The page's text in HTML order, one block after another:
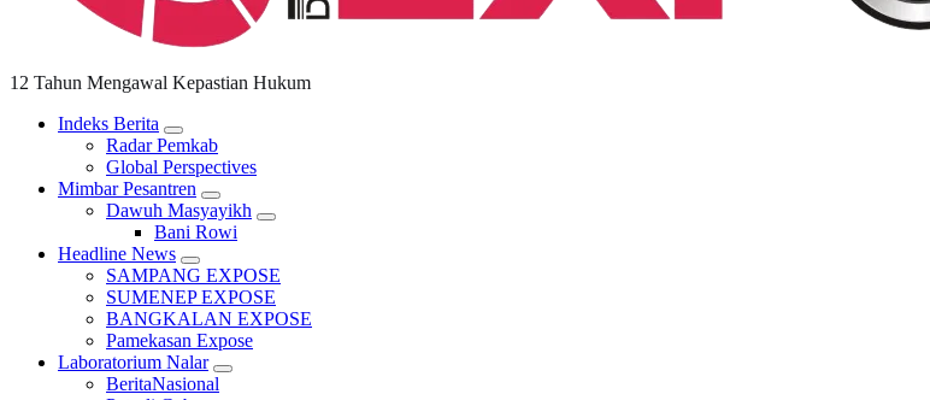
12 Tahun Mengawal Kepastian Hukum
Indeks Berita
Radar Pemkab
Global Perspectives
Mimbar Pesantren
Dawuh Masyayikh
Bani Rowi
Headline News
SAMPANG EXPOSE
SUMENEP EXPOSE
BANGKALAN EXPOSE
Pamekasan Expose
Laboratorium Nalar
BeritaNasional